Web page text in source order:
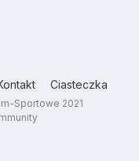
Ciasteczka
Sportowe 2021